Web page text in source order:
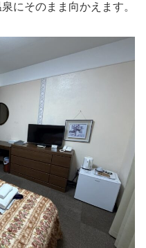
にそのまま向かえます。